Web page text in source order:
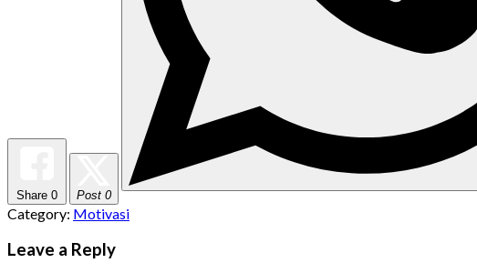
Share 0 Post 0
Category: Motivasi
Leave a Reply